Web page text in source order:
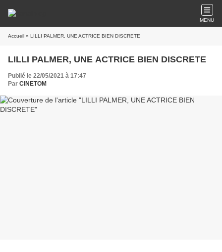
MENU
Accueil » LILLI PALMER, UNE ACTRICE BIEN DISCRETE
LILLI PALMER, UNE ACTRICE BIEN DISCRETE
Publié le 22/05/2021 à 17:47
Par CINETOM